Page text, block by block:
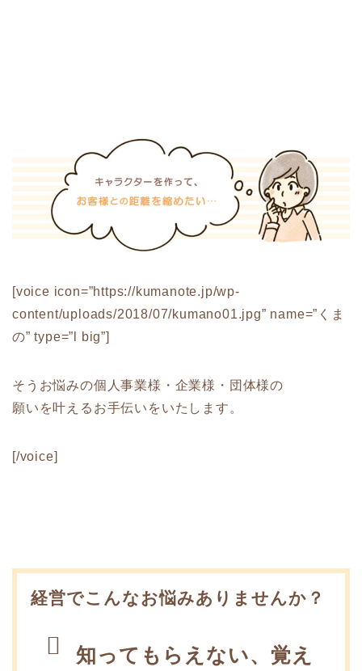
[voice icon=”https://kumanote.jp/wp-
content/uploads/2018/07/kumano01.jpg” name=”くま
の” type=”l big”]
そうお悩みの個人事業様・企業様・団体様の
願いを叶えるお手伝いをいたします。
[/voice]
経営でこんなお悩みありませんか？
知ってもらえない、覚え